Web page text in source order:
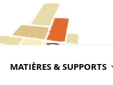
MATIÈRES & SUPPORTS